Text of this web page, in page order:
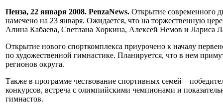
Пенза, 22 января 2008. PenzaNews. Открытие современного
намечено на 23 января. Ожидается, что на торжественную
Алина Кабаева, Светлана Хоркина, Алексей Немов и Лариса
Открытие нового спорткомплекса приурочено к началу
по художественной гимнастике. Планируется, что в нем
регионов округа.
Также в программе чествование спортивных семей –
конкурсов, встреча с олимпийскими чемпионами и
гимнастов.